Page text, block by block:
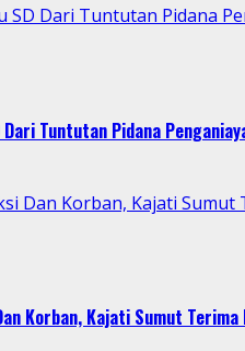
SD Dari Tuntutan Pidana
Tuntutan Pidana
Dan Korban, Kajati Sumut
Korban, Kajati Sumut Terima